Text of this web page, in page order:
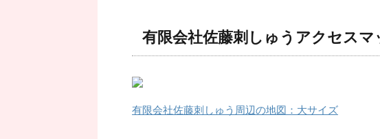
有限会社佐藤刺しゅうアクセスマ
有限会社佐藤刺しゅう周辺の地図：大サイズ